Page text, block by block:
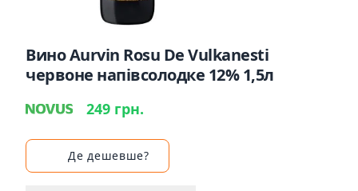
Вино Aurvin Rosu De Vulkanesti
червоне напівсолодке 12% 1,5л
249 грн.
Де дешевше?